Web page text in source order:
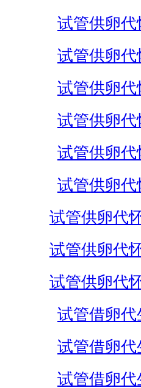
试管供卵
试管供卵代
试管供卵代
试管供卵
试管供卵代
试管供卵代
试管供卵代
试管供卵代
试管供卵代
试管借卵
试管借卵代
试管借卵代